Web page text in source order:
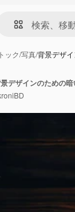
ック/写真/背景デザ
デザインのための